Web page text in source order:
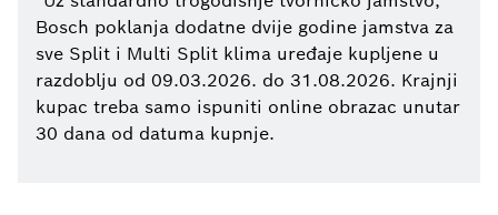
Bosch poklanja dodatne dvije godine jamstva za
sve Split i Multi Split klima uređaje kupljene u
razdoblju od 09.03.2026. do 31.08.2026. Krajnji
kupac treba samo ispuniti online obrazac unutar
30 dana od datuma kupnje.